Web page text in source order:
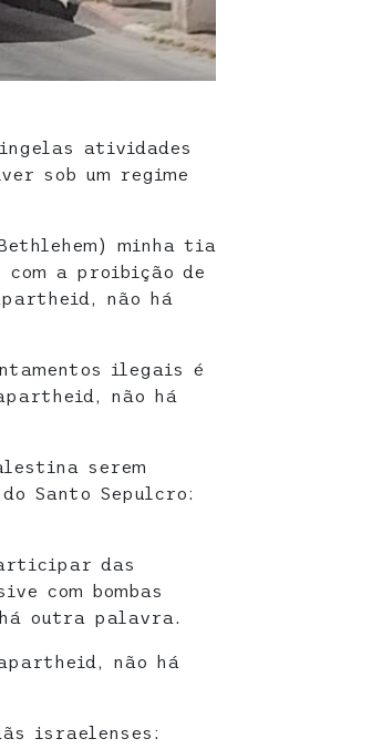
atividades
sob um regime
minha tia
a proibição de
não há
ilegais é
não há
serem
Santo Sepulcro:
das
com bombas
outra palavra.
não há
israelenses: